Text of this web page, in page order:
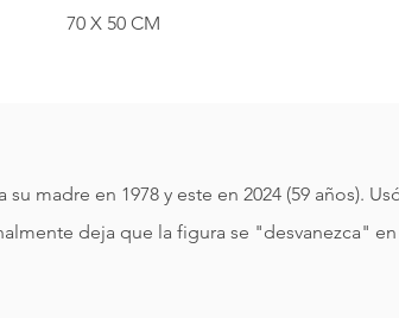
70 X 50 CM
madre en 1978 y este en 2024 (59 años).
deja que la figura se "desvanezca"